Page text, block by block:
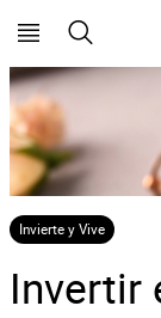
Invierte y Vive
Invertir